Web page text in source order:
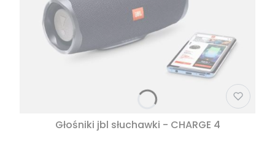
Głośniki jbl słuchawki - CHARGE 4